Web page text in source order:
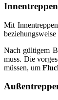
Innentreppen
Mit
beziehungsweise
Nach gültigem
muss. Die
müssen, um